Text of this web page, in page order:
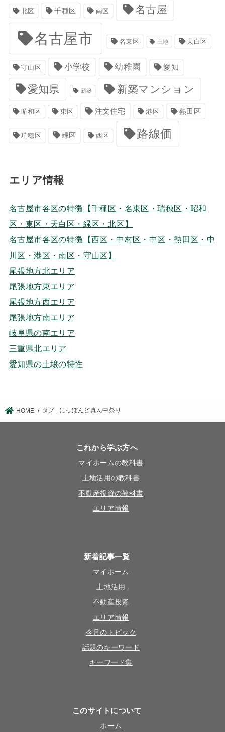
北区 千種区 南区 名古屋
名古屋市 名東区 土地 天白区
守山区 小学校 幼稚園 愛知
愛知県 新築 新築マンション
昭和区 東区 注文住宅 港区 熱田区
瑞穂区 緑区 西区 路線価
エリア情報
名古屋市各区の特徴【千種区・名東区・瑞穂区・昭和
区・東区・天白区・緑区・北区】
名古屋市各区の特徴【西区・中村区・中区・熱田区・中
川区・港区・南区・守山区】
尾張地方北エリア
尾張地方東エリア
尾張地方西エリア
尾張地方南エリア
岐阜県の南エリア
三重県北エリア
愛知県の土壌の特性
HOME タグ : にっぽんど真ん中祭り
これから学ぶ方へ
マイホームの教科書
土地活用の教科書
不動産投資の教科書
エリア情報
新着記事一覧
マイホーム
土地活用
不動産投資
エリア情報
今月のトピック
話題のキーワード
キーワード集
このサイトについて
ホーム